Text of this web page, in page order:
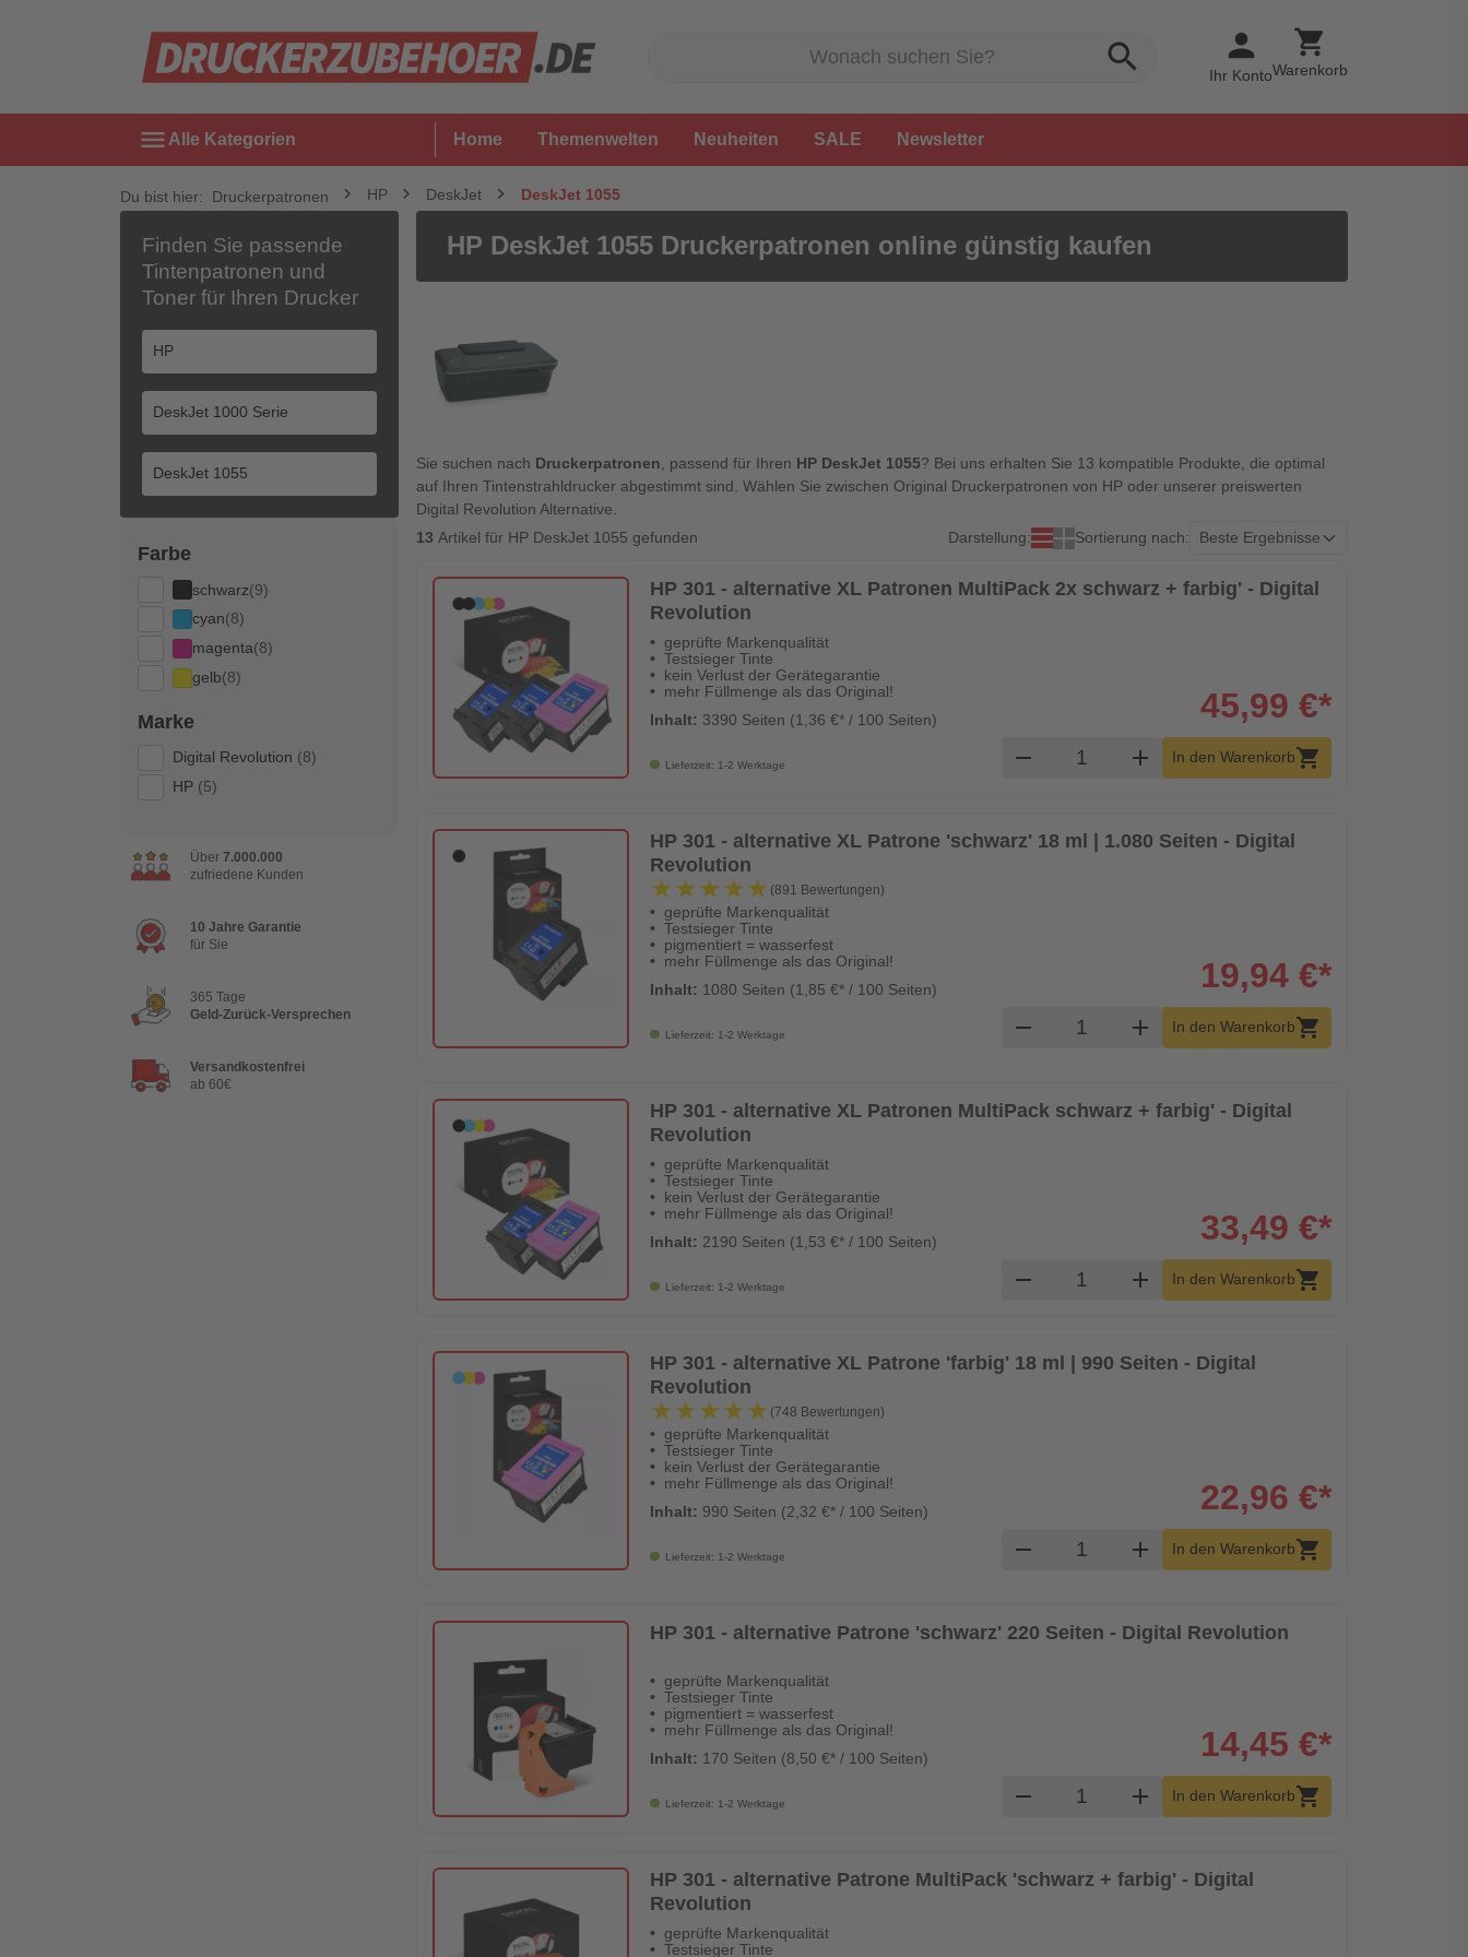
search person
Ihr Konto
shopping_cart
Warenkorb
menu Alle Kategorien Home Themenwelten Neuheiten SALE Newsletter
Du bist hier: Druckerpatronen HP DeskJet DeskJet 1055
Finden Sie passende
Tintenpatronen und
Toner für Ihren Drucker
Farbe
schwarz(9)
cyan(8)
magenta(8)
gelb(8)
Marke
Digital Revolution (8)
HP (5)
Über 7.000.000
zufriedene Kunden
10 Jahre Garantie
für Sie
365 Tage
Geld-Zurück-Versprechen
Versandkostenfrei
ab 60€
HP DeskJet 1055 Druckerpatronen online günstig kaufen
Sie suchen nach Druckerpatronen , passend für Ihren HP DeskJet 1055? Bei uns erhalten Sie 13 kompatible Produkte, die optimal
auf Ihren Tintenstrahldrucker abgestimmt sind. Wählen Sie zwischen Original Druckerpatronen von HP oder unserer preiswerten
Digital Revolution Alternative.
13 Artikel für HP DeskJet 1055 gefunden Darstellung: Sortierung nach:
HP 301 - alternative XL Patronen MultiPack 2x schwarz + farbig' - Digital
Revolution
geprüfte Markenqualität
Testsieger Tinte
kein Verlust der Gerätegarantie
mehr Füllmenge als das Original!
Inhalt: 3390 Seiten (1,36 €* / 100 Seiten)
Lieferzeit: 1-2 Werktage
45,99 €*
remove Produkt Warenkorb Menge
add In den Warenkorbshopping_cart
HP 301 - alternative XL Patrone 'schwarz' 18 ml | 1.080 Seiten - Digital
Revolution
★★★★★
★★★★★ (891 Bewertungen)
geprüfte Markenqualität
Testsieger Tinte
pigmentiert = wasserfest
mehr Füllmenge als das Original!
Inhalt: 1080 Seiten (1,85 €* / 100 Seiten)
Lieferzeit: 1-2 Werktage
19,94 €*
remove Produkt Warenkorb Menge
add In den Warenkorbshopping_cart
HP 301 - alternative XL Patronen MultiPack schwarz + farbig' - Digital
Revolution
geprüfte Markenqualität
Testsieger Tinte
kein Verlust der Gerätegarantie
mehr Füllmenge als das Original!
Inhalt: 2190 Seiten (1,53 €* / 100 Seiten)
Lieferzeit: 1-2 Werktage
33,49 €*
remove Produkt Warenkorb Menge
add In den Warenkorbshopping_cart
HP 301 - alternative XL Patrone 'farbig' 18 ml | 990 Seiten - Digital
Revolution
★★★★★
★★★★★ (748 Bewertungen)
geprüfte Markenqualität
Testsieger Tinte
kein Verlust der Gerätegarantie
mehr Füllmenge als das Original!
Inhalt: 990 Seiten (2,32 €* / 100 Seiten)
Lieferzeit: 1-2 Werktage
22,96 €*
remove Produkt Warenkorb Menge
add In den Warenkorbshopping_cart
HP 301 - alternative Patrone 'schwarz' 220 Seiten - Digital Revolution
geprüfte Markenqualität
Testsieger Tinte
pigmentiert = wasserfest
mehr Füllmenge als das Original!
Inhalt: 170 Seiten (8,50 €* / 100 Seiten)
Lieferzeit: 1-2 Werktage
14,45 €*
remove Produkt Warenkorb Menge
add In den Warenkorbshopping_cart
HP 301 - alternative Patrone MultiPack 'schwarz + farbig' - Digital
Revolution
geprüfte Markenqualität
Testsieger Tinte